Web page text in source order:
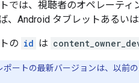
トでは、視聴者のオペレーテ
ば、Android タブレットあるい
の id は
ポートの最新バージョンは、以前